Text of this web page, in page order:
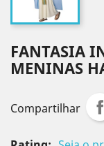
FANTASIA
MENINAS
Compartilhar